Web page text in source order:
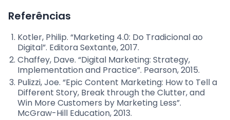
Referências
Kotler, Philip. “Marketing 4.0: Do Tradicional ao
Digital”. Editora Sextante, 2017.
Chaffey, Dave. “Digital Marketing: Strategy,
Implementation and Practice”. Pearson, 2015.
Pulizzi, Joe. “Epic Content Marketing: How to Tell a
Different Story, Break through the Clutter, and
Win More Customers by Marketing Less”.
McGraw-Hill Education, 2013.